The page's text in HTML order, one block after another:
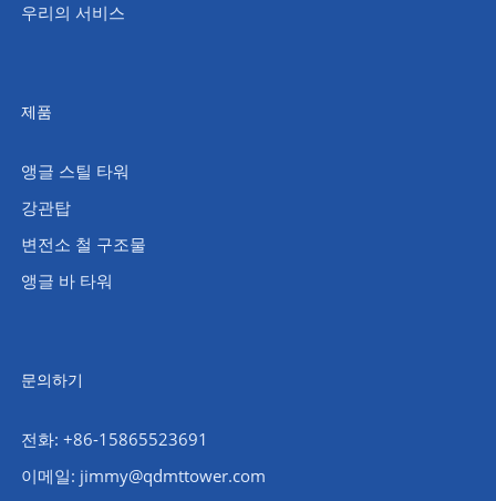
우리의 서비스
제품
앵글 스틸 타워
강관탑
변전소 철 구조물
앵글 바 타워
문의하기
전화: +86-15865523691
이메일: jimmy@qdmttower.com